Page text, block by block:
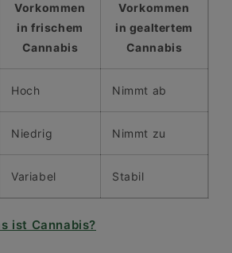
Vorkommen
in frischem
Cannabis
Vorkommen
in gealtertem
Cannabis
Hoch Nimmt ab
Niedrig Nimmt zu
Variabel Stabil
ist Cannabis?